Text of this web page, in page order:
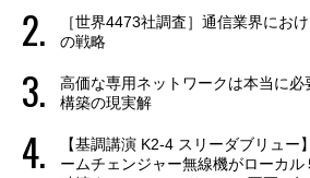
［世界4473社調査］通信業界にお
の戦略
高価な専用ネットワークは本当に必
構築の現実解
【基調講演 K2-4 スリーダブリュー
ームチェンジャー無線機がローカ